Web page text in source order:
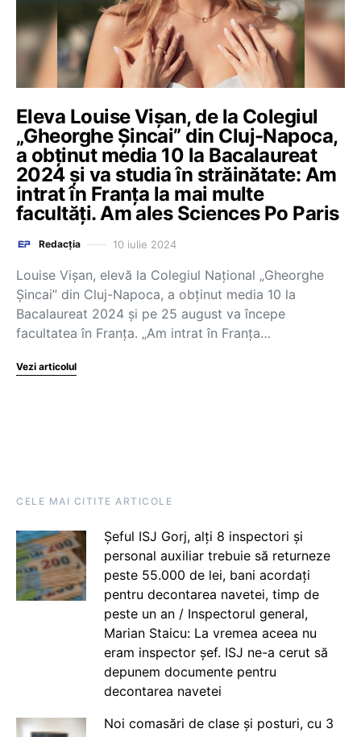
Eleva Louise Vișan, de la Colegiul
„Gheorghe Șincai” din Cluj-Napoca,
a obținut media 10 la Bacalaureat
2024 și va studia în străinătate: Am
intrat în Franța la mai multe
facultăți. Am ales Sciences Po Paris
Redacția 10 iulie 2024
Louise Vișan, elevă la Colegiul Național „Gheorghe
Șincai” din Cluj-Napoca, a obținut media 10 la
Bacalaureat 2024 și pe 25 august va începe
facultatea în Franța. „Am intrat în Franța…
Vezi articolul
CELE MAI CITITE ARTICOLE
Șeful ISJ Gorj, alți 8 inspectori și
personal auxiliar trebuie să returneze
peste 55.000 de lei, bani acordați
pentru decontarea navetei, timp de
peste un an / Inspectorul general,
Marian Staicu: La vremea aceea nu
eram inspector șef. ISJ ne-a cerut să
depunem documente pentru
decontarea navetei
Noi comasări de clase și posturi, cu 3